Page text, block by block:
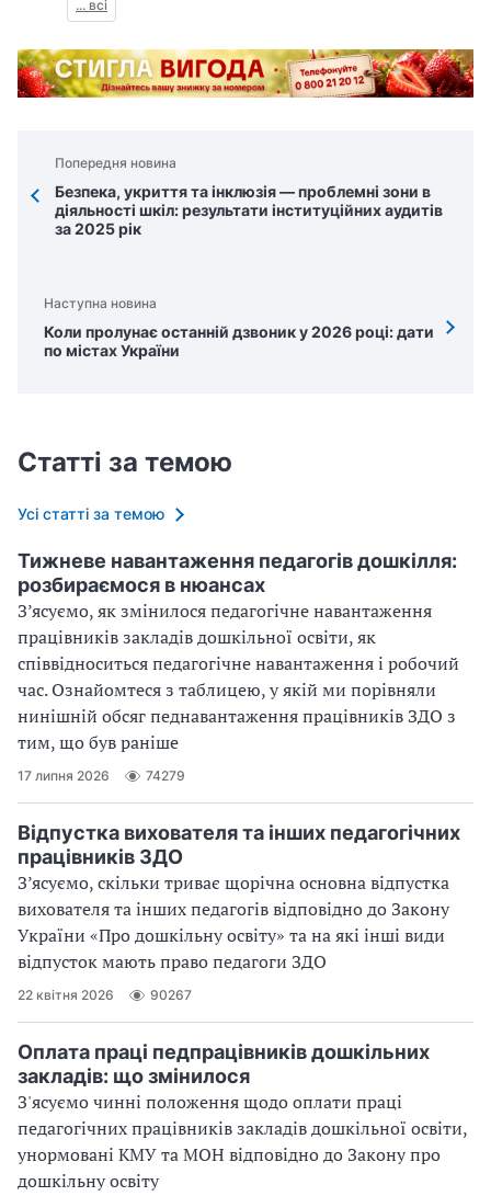
... всі
Попередня новина
Безпека, укриття та інклюзія — проблемні зони в
діяльності шкіл: результати інституційних аудитів
за 2025 рік
Наступна новина
Коли пролунає останній дзвоник у 2026 році: дати
по містах України
Статті за темою
Усі статті за темою
Тижневе навантаження педагогів дошкілля:
розбираємося в нюансах
З’ясуємо, як змінилося педагогічне навантаження
працівників закладів дошкільної освіти, як
співвідноситься педагогічне навантаження і робочий
час. Ознайомтеся з таблицею, у якій ми порівняли
нинішній обсяг педнавантаження працівників ЗДО з
тим, що був раніше
17 липня 2026 74279
Відпустка вихователя та інших педагогічних
працівників ЗДО
З’ясуємо, скільки триває щорічна основна відпустка
вихователя та інших педагогів відповідно до Закону
України «Про дошкільну освіту» та на які інші види
відпусток мають право педагоги ЗДО
22 квітня 2026 90267
Оплата праці педпрацівників дошкільних
закладів: що змінилося
З'ясуємо чинні положення щодо оплати праці
педагогічних працівників закладів дошкільної освіти,
унормовані КМУ та МОН відповідно до Закону про
дошкільну освіту